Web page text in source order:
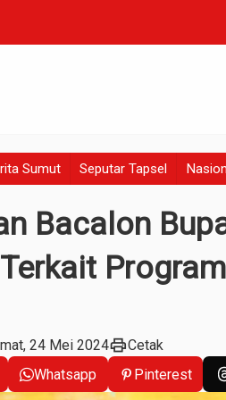
Sumut Seputar Tapsel
Bacalon
24 Mei 2024printCetak
Whatsapp Pinterest